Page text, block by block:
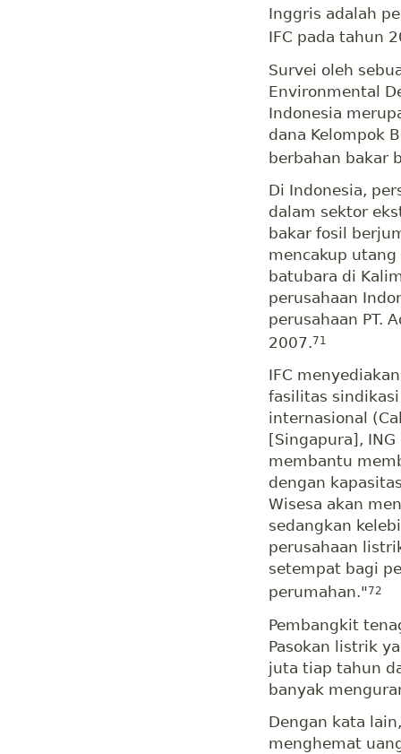
Inggris adalah
IFC pada tahun
Survei oleh
Environmental
Indonesia
dana Kelompok
berbahan bakar
Di Indonesia,
dalam sektor
bakar fosil
mencakup
batubara di
perusahaan
perusahaan PT.
2007.71
IFC
fasilitas
internasional
[Singapura],
membantu
dengan
Wisesa akan
sedangkan
perusahaan
setempat bagi
perumahan."72
Pembangkit
Pasokan listrik
juta tiap tahun
banyak
Dengan kata
menghemat